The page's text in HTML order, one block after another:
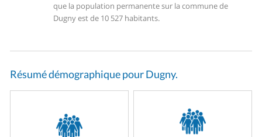
que la population permanente sur la commune de
Dugny est de 10 527 habitants.
Résumé démographique pour Dugny.